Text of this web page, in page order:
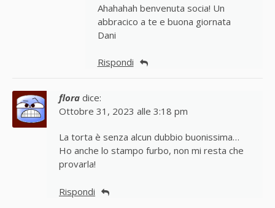
Ahahahah benvenuta socia! Un
abbracico a te e buona giornata
Dani
Rispondi
flora dice:
Ottobre 31, 2023 alle 3:18 pm
La torta è senza alcun dubbio buonissima…
Ho anche lo stampo furbo, non mi resta che
provarla!
Rispondi